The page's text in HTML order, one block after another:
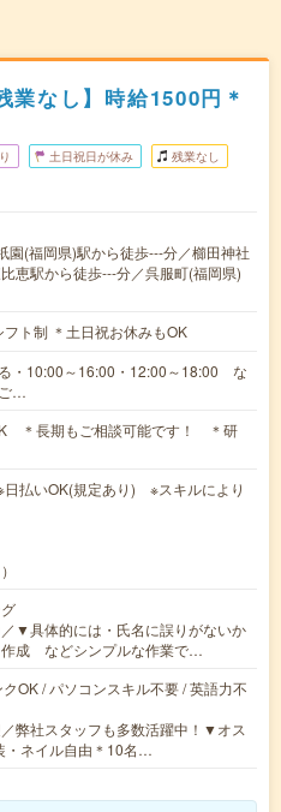
業なし】時給1500円＊
土日祝日が休み 残業なし
園(福岡県)駅から徒歩---分／櫛田神社
恵駅から徒歩---分／呉服町(福岡県)
ト制 ＊土日祝お休みもOK
・10:00～16:00・12:00～18:00 な
…
＊長期もご相談可能です！ ＊研
払いOK(規定あり) ※スキルにより
▼具体的には・氏名に誤りがないか
作成 などシンプルな作業で…
OK / パソコンスキル不要 / 英語力不
弊社スタッフも多数活躍中！▼オス
・ネイル自由＊10名…